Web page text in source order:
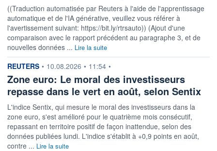
+ PORTEFEUILLE + LISTE
((Traduction automatisée par Reuters à l'aide de l'apprentissage
automatique et de l'IA générative, veuillez vous référer à
l'avertissement suivant: https://bit.ly/rtrsauto)) (Ajout d'une
comparaison avec le rapport précédent au paragraphe 3, et de
nouvelles données ... Lire la suite
information fournie par
REUTERS • 10.08.2026 • 11:54 •
Zone euro: Le moral des investisseurs
repasse dans le vert en août, selon Sentix
L'indice Sentix, qui ‌mesure le moral des investisseurs dans la ​
zone euro, s'est amélioré pour le quatrième mois consécutif,
repassant en territoire positif de façon inattendue, selon ​des
données publiées lundi. L'indice s'établit à +0,9 points en août,
contre ... Lire la suite